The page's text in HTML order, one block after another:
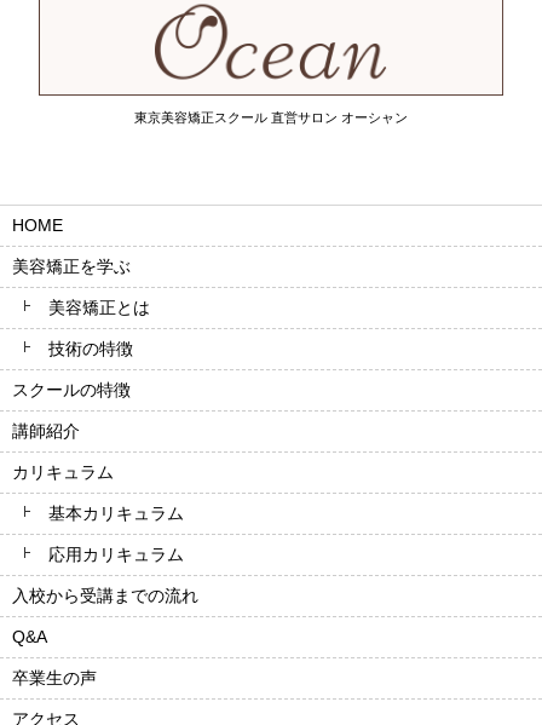
東京美容矯正スクール 直営サロン オーシャン
HOME
美容矯正を学ぶ
美容矯正とは
技術の特徴
スクールの特徴
講師紹介
カリキュラム
基本カリキュラム
応用カリキュラム
入校から受講までの流れ
Q&A
卒業生の声
アクセス